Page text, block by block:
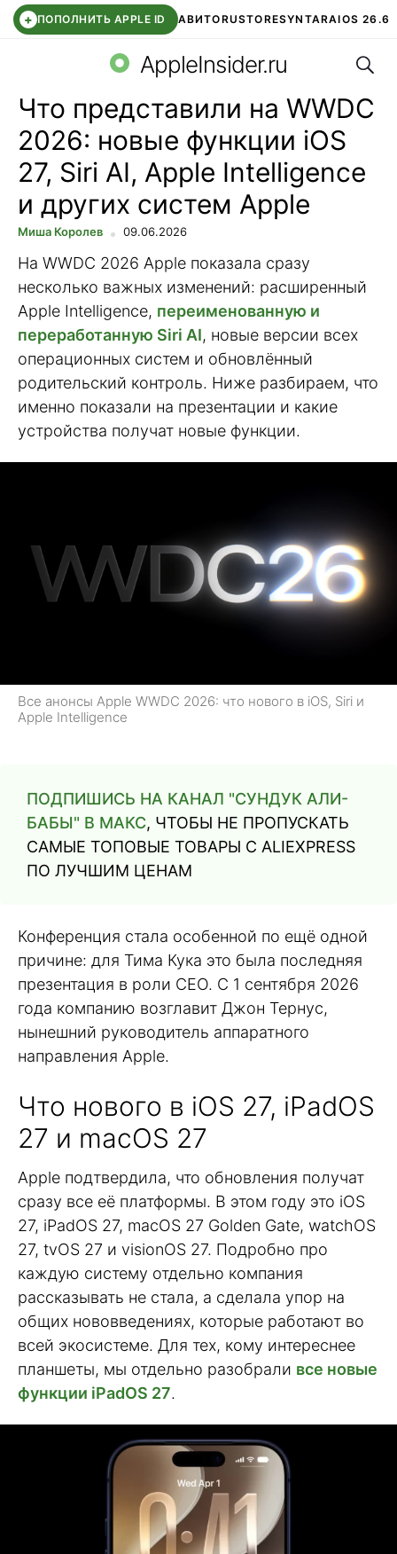
+ ПОПОЛНИТЬ APPLE ID АВИТОRUSTORESYNTARAIOS 26.6
СБЕР КИДС ЧАТ ROBLOXВТБ ОНЛАЙН
AppleInsider.ru
Что представили на WWDC
2026: новые функции iOS
27, Siri AI, Apple Intelligence
и других систем Apple
Миша Королев 09.06.2026
На WWDC 2026 Apple показала сразу
несколько важных изменений: расширенный
Apple Intelligence, переименованную и
переработанную Siri AI, новые версии всех
операционных систем и обновлённый
родительский контроль. Ниже разбираем, что
именно показали на презентации и какие
устройства получат новые функции.
Все анонсы Apple WWDC 2026: что нового в iOS, Siri и
Apple Intelligence
ПОДПИШИСЬ НА КАНАЛ "СУНДУК АЛИ-
БАБЫ" В МАКС, ЧТОБЫ НЕ ПРОПУСКАТЬ
САМЫЕ ТОПОВЫЕ ТОВАРЫ С ALIEXPRESS
ПО ЛУЧШИМ ЦЕНАМ
Конференция стала особенной по ещё одной
причине: для Тима Кука это была последняя
презентация в роли CEO. С 1 сентября 2026
года компанию возглавит Джон Тернус,
нынешний руководитель аппаратного
направления Apple.
Что нового в iOS 27, iPadOS
27 и macOS 27
Apple подтвердила, что обновления получат
сразу все её платформы. В этом году это iOS
27, iPadOS 27, macOS 27 Golden Gate, watchOS
27, tvOS 27 и visionOS 27. Подробно про
каждую систему отдельно компания
рассказывать не стала, а сделала упор на
общих нововведениях, которые работают во
всей экосистеме. Для тех, кому интереснее
планшеты, мы отдельно разобрали все новые
функции iPadOS 27.